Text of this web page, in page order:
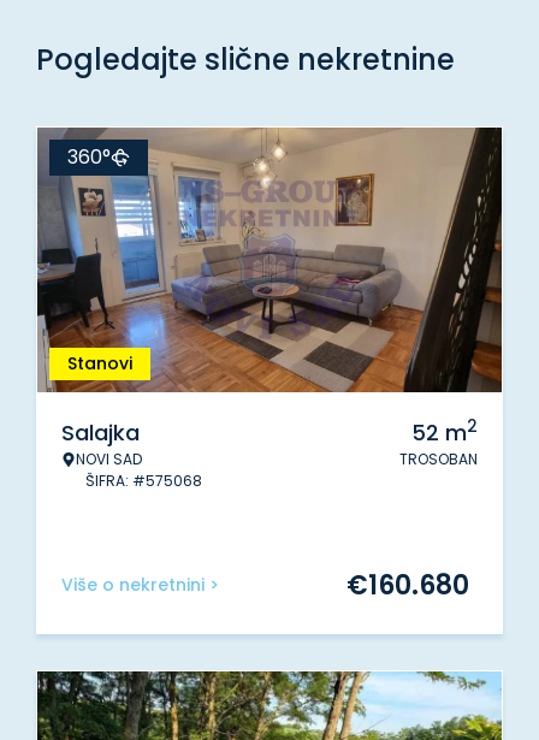
Pogledajte slične nekretnine
Stanovi
360°
Salajka
NOVI SAD
ŠIFRA: #575068
52 m2
TROSOBAN
Više o nekretnini > €160.680